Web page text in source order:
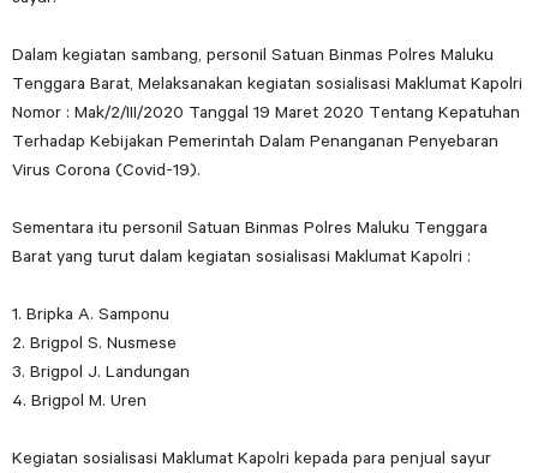
Dalam kegiatan sambang, personil Satuan Binmas Polres Maluku
Tenggara Barat, Melaksanakan kegiatan sosialisasi Maklumat Kapolri
Nomor : Mak/2/III/2020 Tanggal 19 Maret 2020 Tentang Kepatuhan
Terhadap Kebijakan Pemerintah Dalam Penanganan Penyebaran
Virus Corona (Covid-19).
Sementara itu personil Satuan Binmas Polres Maluku Tenggara
Barat yang turut dalam kegiatan sosialisasi Maklumat Kapolri :
1. Bripka A. Samponu
2. Brigpol S. Nusmese
3. Brigpol J. Landungan
4. Brigpol M. Uren
Kegiatan sosialisasi Maklumat Kapolri kepada para penjual sayur